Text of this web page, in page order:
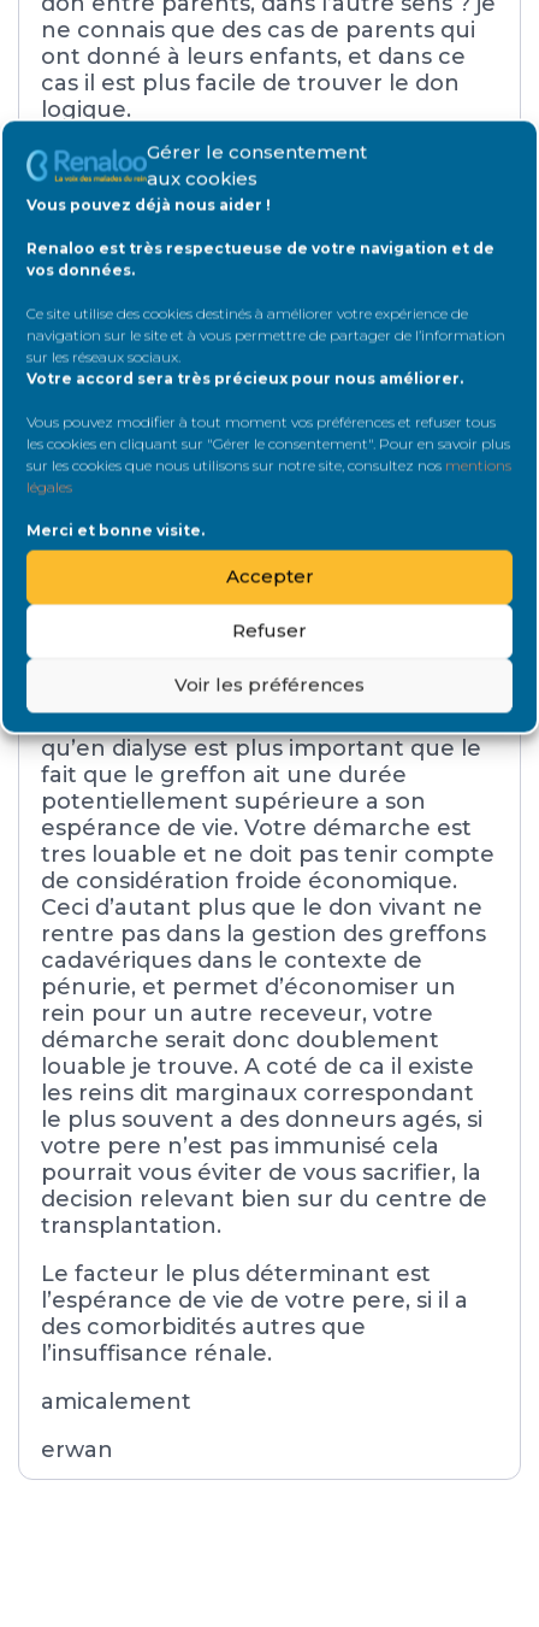
Gérer le consentement
aux cookies
Vous pouvez déjà nous aider !
Renaloo est très respectueuse de votre navigation et de
vos données.
Ce site utilise des cookies destinés à améliorer votre expérience de
navigation sur le site et à vous permettre de partager de l’information
sur les réseaux sociaux.
Votre accord sera très précieux pour nous améliorer.
Vous pouvez modifier à tout moment vos préférences et refuser tous
les cookies en cliquant sur "Gérer le consentement". Pour en savoir plus
sur les cookies que nous utilisons sur notre site, consultez nos mentions
légales
Merci et bonne visite.
Accepter
Refuser
Voir les préférences
ne connais que des cas de parents qui
ont donné à leurs enfants, et dans ce
cas il est plus facile de trouver le don
logique.
17 juin 2016 à 3 h 15 min
samsa
Merci pour vos réponses. Je vais étudier
tout ça de plus près.
18 juin 2016 à 21 h 54 min #32604
garcimore
Le fait que vous souhaitiez offrir a votre
pere une fin de vie plus confortable
qu’en dialyse est plus important que le
fait que le greffon ait une durée
potentiellement supérieure a son
espérance de vie. Votre démarche est
tres louable et ne doit pas tenir compte
de considération froide économique.
Ceci d’autant plus que le don vivant ne
rentre pas dans la gestion des greffons
cadavériques dans le contexte de
pénurie, et permet d’économiser un
rein pour un autre receveur, votre
démarche serait donc doublement
louable je trouve. A coté de ca il existe
les reins dit marginaux correspondant
le plus souvent a des donneurs agés, si
votre pere n’est pas immunisé cela
pourrait vous éviter de vous sacrifier, la
decision relevant bien sur du centre de
transplantation.
Le facteur le plus déterminant est
l’espérance de vie de votre pere, si il a
des comorbidités autres que
l’insuffisance rénale.
amicalement
erwan